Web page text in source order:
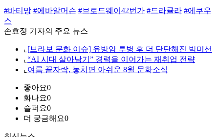
#바티망 #에바알머슨 #브로드웨이42번가 #드라큘라 #에쿠우
스
손효정 기자의 주요 뉴스
⌞ [브라보 문화 이슈] 유방암 투병 후 더 단단해진 박미선
⌞ “AI 시대 살아남기” 경력을 이어가는 재취업 전략
⌞ 여름 끝자락, 놓치면 아쉬운 8월 문화소식
좋아요0
화나요0
슬퍼요0
더 궁금해요0